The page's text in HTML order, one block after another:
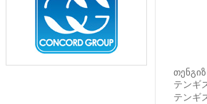
テンギ
テンギ